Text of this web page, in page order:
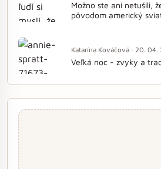
Možno ste ani netušili,
pôvodom americký
Katarína Kováčová · 20. 04.
Veľká noc - zvyky a